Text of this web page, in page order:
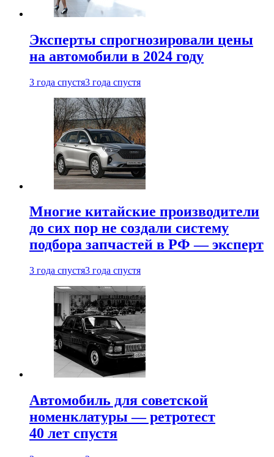
Эксперты спрогнозировали цены
на автомобили в 2024 году
3 года спустя3 года спустя
Многие китайские производители
до сих пор не создали систему
подбора запчастей в РФ — эксперт
3 года спустя3 года спустя
Автомобиль для советской
номенклатуры — ретротест
40 лет спустя